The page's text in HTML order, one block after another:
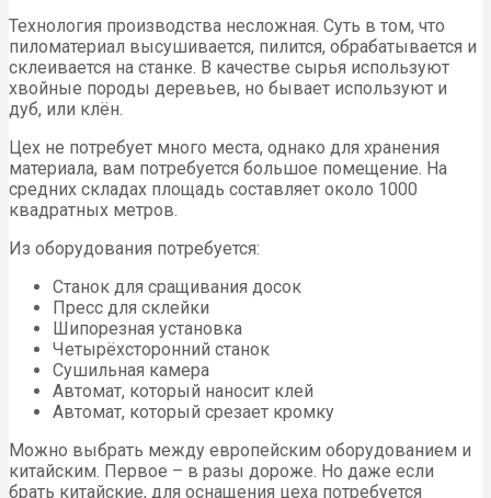
Технология производства несложная. Суть в том, что
пиломатериал высушивается, пилится, обрабатывается и
склеивается на станке. В качестве сырья используют
хвойные породы деревьев, но бывает используют и
дуб, или клён.
Цех не потребует много места, однако для хранения
материала, вам потребуется большое помещение. На
средних складах площадь составляет около 1000
квадратных метров.
Из оборудования потребуется:
Станок для сращивания досок
Пресс для склейки
Шипорезная установка
Четырёхсторонний станок
Сушильная камера
Автомат, который наносит клей
Автомат, который срезает кромку
Можно выбрать между европейским оборудованием и
китайским. Первое – в разы дороже. Но даже если
брать китайские, для оснащения цеха потребуется